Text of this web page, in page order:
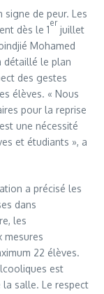
signe de peur. Les
dès le 1
er
juillet
Mohamed
détaillé le plan
des gestes
élèves. « Nous
pour la reprise
une nécessité
et étudiants », a
a précisé les
dans
les
mesures
22 élèves.
est
la salle. Le respect